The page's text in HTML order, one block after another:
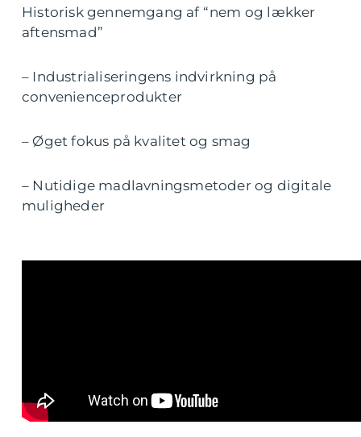
Historisk gennemgang af “nem og lækker
aftensmad”
– Industrialiseringens indvirkning på
convenienceprodukter
– Øget fokus på kvalitet og smag
– Nutidige madlavningsmetoder og digitale
muligheder